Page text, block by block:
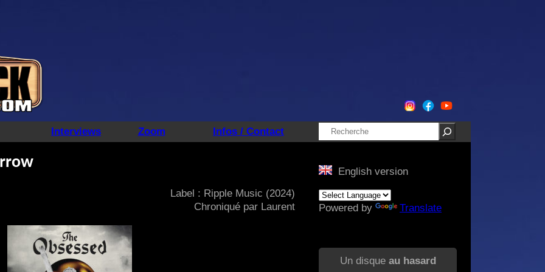
Interviews Zoom Infos / Contact Rechercher
Label : Ripple Music (2024)
Chroniqué par Laurent
English version
Powered by Translate
Un disque au hasard